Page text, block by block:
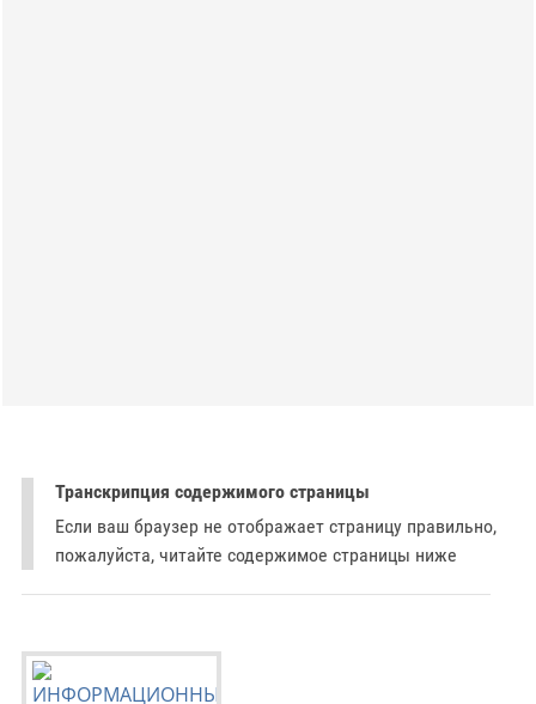
Транскрипция содержимого страницы
Если ваш браузер не отображает страницу правильно,
пожалуйста, читайте содержимое страницы ниже